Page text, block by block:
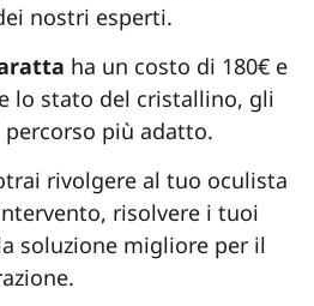
nostri esperti.
ha un costo di 180€ e
lo stato del cristallino, gli
percorso più adatto.
rivolgere al tuo oculista
risolvere i tuoi
soluzione migliore per il